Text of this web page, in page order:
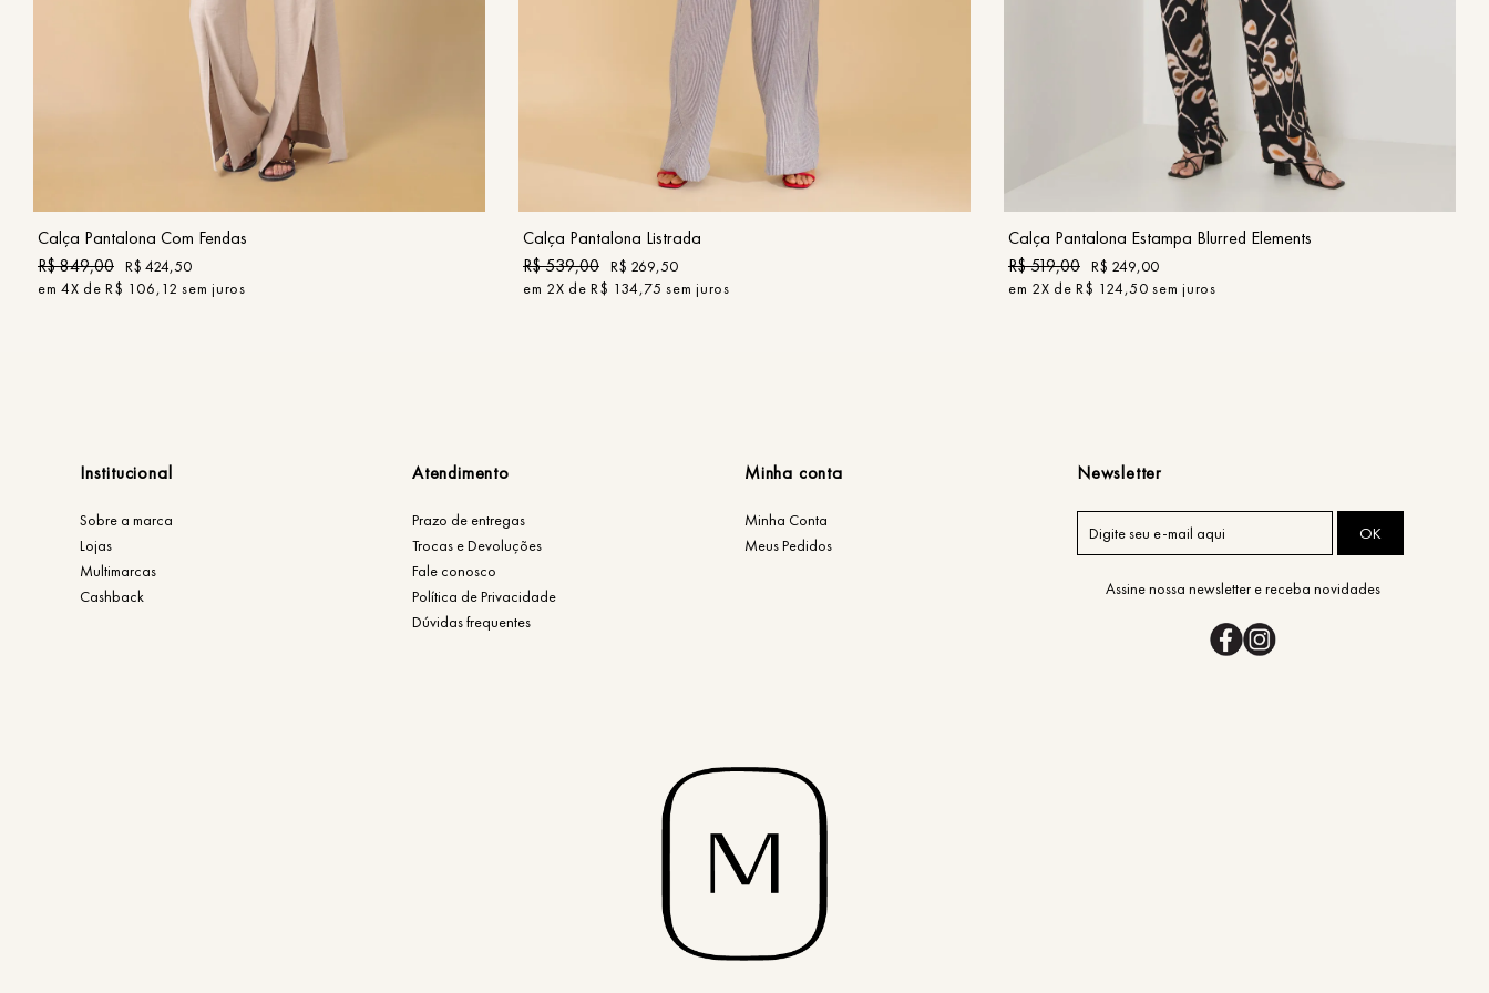
42 44
Calça Pantalona Com Fendas
R$849,00 R$ 424,50
em4X deR$ 106,12 sem juros
38 42
COMPRAR
Calça Pantalona Listrada
R$539,00 R$ 269,50
em 2X deR$ 134,75 sem juros
40 44
Calça Pantalona Estampa Blurred Elements
R$519,00 R$ 249,00
em 2X deR$ 124,50 sem juros
Institucional
Sobre a marca
Lojas
Multimarcas
Cashback
Atendimento
Prazo de entregas
Trocas e Devoluções
Fale conosco
Política de Privacidade
Dúvidas frequentes
Minha conta
Minha Conta
Meus Pedidos
Newsletter
OK
Assine nossa newsletter e receba novidades